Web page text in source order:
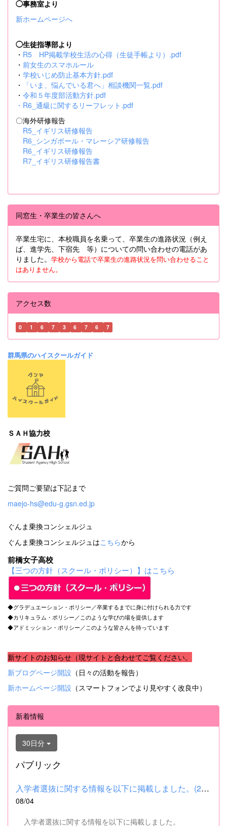
◯事務室より
新ホームページへ
◯生徒指導部より
・ R5 HP掲載学校生活の心得（生徒手帳より）.pdf
・ 前女生のスマホルール
・ 学校いじめ防止基本方針.pdf
・
「いま、悩んでいる君へ」相談機関一覧.pdf
・ 令和５年度部活動方針.pdf
・ R6_通級に関するリーフレット.pdf
〇海外研修報告
R5_イギリス研修報告
R6_シンガポール・マレーシア研修報告
R6_イギリス研修報告
R7_イギリス研修報告書
同窓生・卒業生の皆さんへ
卒業生宅に、本校職員を名乗って、卒業生の進路状況（例え
ば、進学先、下宿先 等）についての問い合わせの電話があ
りました。 学校から電話で卒業生の進路状況を問い合わせること
はありません。
アクセス数
0 1 6 7 3 6 7 6 7
群馬県のハイスクールガイド
ＳＡＨ協力校
ご質問ご要望は下記まで
maejo-hs@edu-g.gsn.ed.jp
ぐんま乗換コンシェルジュ
ぐんま乗換コンシェルジュはこちらから
前橋女子高校
【三つの方針（スクール・ポリシー）】はこちら
◆グラデュエーション・ポリシー／卒業するまでに身に付けられる力です
◆カリキュラム・ポリシー／このような学びの場を提供します
◆アドミッション・ポリシー／このような皆さんを待っています
新サイトのお知らせ（現サイトと合わせてご覧ください。
新ブログページ開設 （日々の活動を報告）
新ホームページ開設 （スマートフォンでより見やすく改良中）
新着情報
30日分
パブリック
入学者選抜に関する情報を以下に掲載しました。(2026.8.4) ■令和...
08/04
入学者選抜に関する情報を以下に掲載しました。